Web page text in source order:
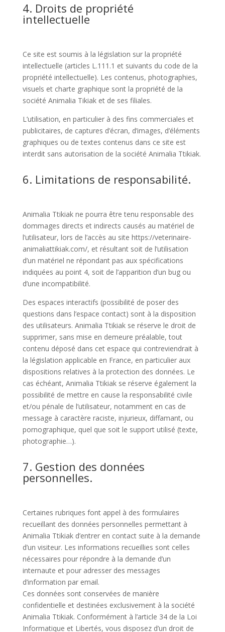
4. Droits de propriété
intellectuelle
Ce site est soumis à la législation sur la propriété
intellectuelle (articles L.111.1 et suivants du code de la
propriété intellectuelle). Les contenus, photographies,
visuels et charte graphique sont la propriété de la
société Animalia Tikiak et de ses filiales.
L’utilisation, en particulier à des fins commerciales et
publicitaires, de captures d’écran, d’images, d’éléments
graphiques ou de textes contenus dans ce site est
interdit sans autorisation de la société Animalia Ttikiak.
6. Limitations de responsabilité.
Animalia Ttikiak ne pourra être tenu responsable des
dommages directs et indirects causés au matériel de
l’utilisateur, lors de l’accès au site https://veterinaire-
animaliattikiak.com/, et résultant soit de l’utilisation
d’un matériel ne répondant pas aux spécifications
indiquées au point 4, soit de l’apparition d’un bug ou
d’une incompatibilité.
Des espaces interactifs (possibilité de poser des
questions dans l’espace contact) sont à la disposition
des utilisateurs. Animalia Ttikiak se réserve le droit de
supprimer, sans mise en demeure préalable, tout
contenu déposé dans cet espace qui contreviendrait à
la législation applicable en France, en particulier aux
dispositions relatives à la protection des données. Le
cas échéant, Animalia Ttikiak se réserve également la
possibilité de mettre en cause la responsabilité civile
et/ou pénale de l’utilisateur, notamment en cas de
message à caractère raciste, injurieux, diffamant, ou
pornographique, quel que soit le support utilisé (texte,
photographie…).
7. Gestion des données
personnelles.
Certaines rubriques font appel à des formulaires
recueillant des données personnelles permettant à
Animalia Ttikiak d’entrer en contact suite à la demande
d’un visiteur. Les informations recueillies sont celles
nécessaires pour répondre à la demande d’un
internaute et pour adresser des messages
d’information par email.
Ces données sont conservées de manière
confidentielle et destinées exclusivement à la société
Animalia Ttikiak. Conformément à l’article 34 de la Loi
Informatique et Libertés, vous disposez d’un droit de